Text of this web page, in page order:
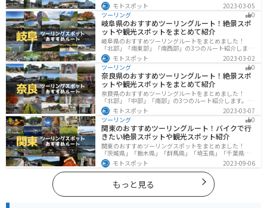
蘇の雄大な自然を満喫できるスポットや温泉を満喫する
ツーリングができます。バイクで大分県にツーリングに
行く際は参考にしてください。
モトスポット
2023-03-05
ツーリング
0
岐阜県のおすすめツーリングルート！絶景スポ
ットや観光スポットをまとめて紹介
岐阜県のおすすめツーリングルートをまとめました！
「北部」「南東部」「南西部」の3つのルート紹介しま
す。自然豊かな山が充実しており、山を生かした施設や
グルメ、絶景スポットなど、自然を満喫するツーリング
ができます。バイクで岐阜県にツーリングに行く際は参
考にしてください。
モトスポット
2023-03-02
ツーリング
0
奈良県のおすすめツーリングルート！絶景スポ
ットや観光スポットをまとめて紹介
奈良県のおすすめツーリングルートをまとめました！
「北部」「中部」「南部」の3つのルート紹介します。歴
史のある神社寺院が多数あり、自然豊かや山々、グルメ
を満喫するツーリングができます。バイクで奈良県にツ
ーリングに行く際は参考にしてください。
モトスポット
2023-03-07
ツーリング
0
関東のおすすめツーリングルート！バイクで行
きたい絶景スポットや観光スポット紹介
関東のおすすめツーリングスポットをまとめました！
「茨城県」「栃木県」「群馬県」「埼玉県」「千葉県」
「東京都」「神奈川県」の各県の観光地紹介します。自
然豊かな山々や湖、温泉地が点在し、四季折々の景色を
楽しめるスポットが多数あります。バイクで関東にツー
リングに行く際は参考にしてください。
モトスポット 2023-09-06
もっと見る